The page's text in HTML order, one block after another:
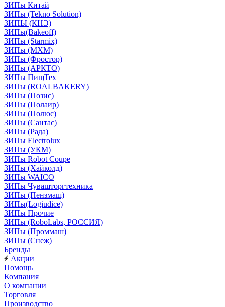
ЗИПы Китай
ЗИПы (Tekno Solution)
ЗИПЫ (КНЭ)
ЗИПы(Bakeoff)
ЗИПы (Starmix)
ЗИПы (МХМ)
ЗИПы (Фростор)
ЗИПы (АРКТО)
ЗИПы ПищТех
ЗИПы (ROALBAKERY)
ЗИПы (Позис)
ЗИПы (Полаир)
ЗИПы (Полюс)
ЗИПы (Сантас)
ЗИПы (Рада)
ЗИПы Electrolux
ЗИПы (УКМ)
ЗИПы Robot Coupe
ЗИПы (Хайколд)
ЗИПы WAICO
ЗИПы Чувашторгтехника
ЗИПы (Пензмаш)
ЗИПы(Logiudice)
ЗИПы Прочие
ЗИПы (RoboLabs, РОССИЯ)
ЗИПы (Проммаш)
ЗИПы (Снеж)
Бренды
Акции
Помощь
Компания
О компании
Торговля
Производство